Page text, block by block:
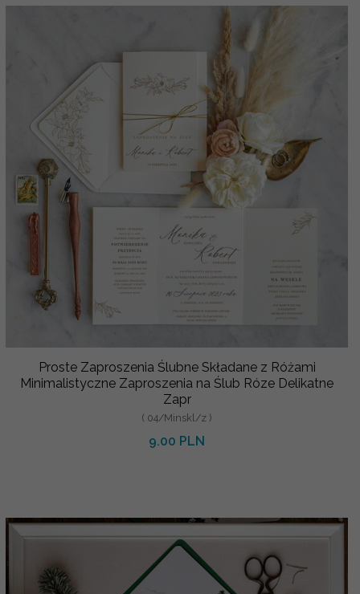
Proste Zaproszenia Ślubne Składane z Różami
Minimalistyczne Zaproszenia na Ślub Róze Delikatne
Zapr
( 04/Minskl/z )
9.00 PLN